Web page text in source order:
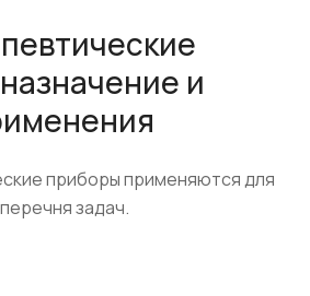
и
приборы применяются для
задач.